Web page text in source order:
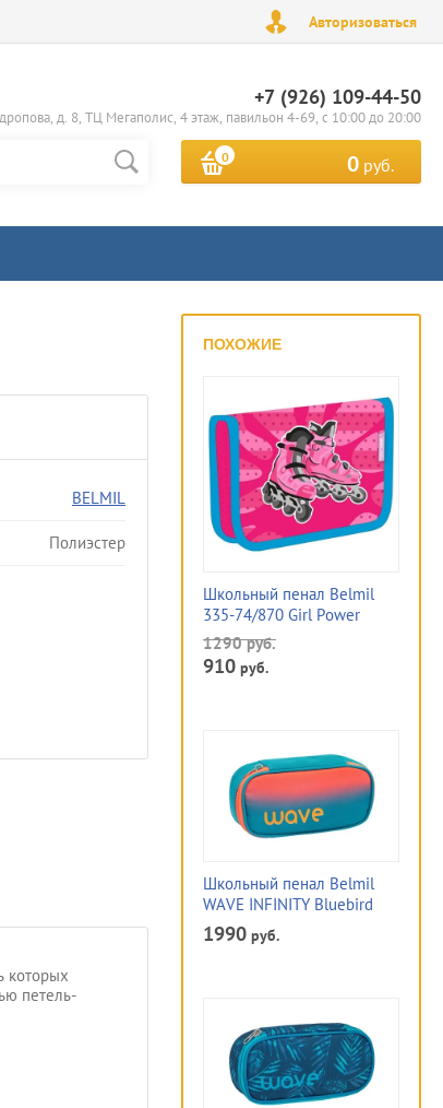
Авторизоваться
+7 (926) 109-44-50
д. 8, ТЦ Мегаполис, 4 этаж, павильон 4-69, с 10:00 до 20:00
0 0 руб.
ПОХОЖИЕ
Школьный пенал Belmil
335-74/870 Girl Power
1290руб.
910 руб.
Школьный пенал Belmil
WAVE INFINITY Bluebird
1990 руб.
BELMIL
Полиэстер
которых
петель-